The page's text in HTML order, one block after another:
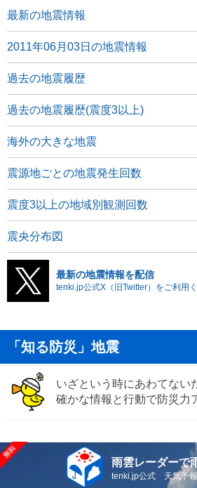
最新の地震情報
2011年06月03日の地震情報
過去の地震履歴
過去の地震履歴(震度3以上)
海外の大きな地震
震源地ごとの地震発生回数
震度3以上の地域別観測回数
震央分布図
最新の地震情報を配信
tenki.jp公式X（旧Twitter）をご利用く
「知る防災」地震
いざという時にあわてない
確かな情報と行動で防災力
雨雲レーダーで
tenki.jp公式 天気予報